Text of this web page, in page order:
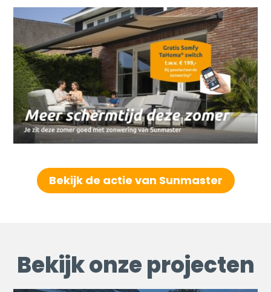
Bekijk de actie van Sunmaster
Bekijk onze projecten